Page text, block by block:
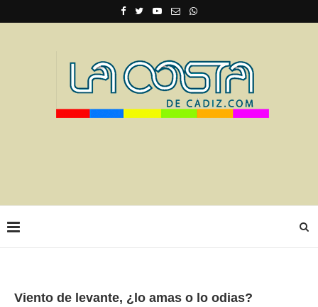
Viento de levante, ¿lo amas o lo odias?